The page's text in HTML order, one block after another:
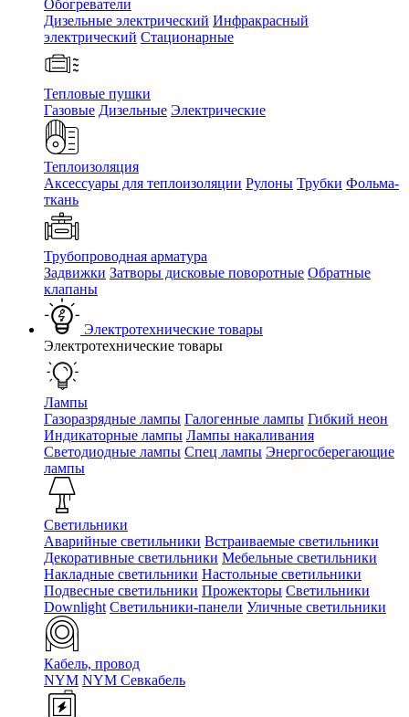
Обогреватели
Дизельные электрический Инфракрасный
электрический Стационарные
Тепловые пушки
Газовые Дизельные Электрические
Теплоизоляция
Аксессуары для теплоизоляции Рулоны Трубки Фольма-
ткань
Трубопроводная арматура
Задвижки Затворы дисковые поворотные Обратные
клапаны
Электротехнические товары
Электротехнические товары
Лампы
Газоразрядные лампы Галогенные лампы Гибкий неон
Индикаторные лампы Лампы накаливания
Светодиодные лампы Спец лампы Энергосберегающие
лампы
Светильники
Аварийные светильники Встраиваемые светильники
Декоративные светильники Мебельные светильники
Накладные светильники Настольные светильники
Подвесные светильники Прожекторы Светильники
Downlight Светильники-панели Уличные светильники
Кабель, провод
NYM NYM Севкабель